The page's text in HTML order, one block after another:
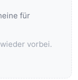
für
vorbei.